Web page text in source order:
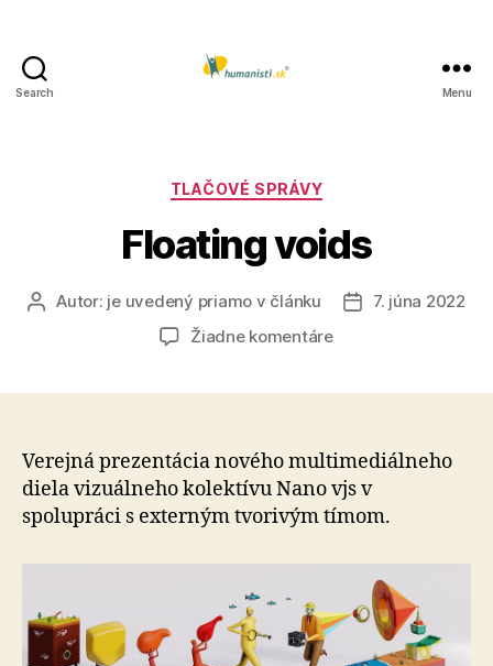
Search Menu
Kategórie
TLAČOVÉ SPRÁVY
Floating voids
AutorAutor: je uvedený priamo v článku
Dátum
7. júna 2022
Žiadne komentárena
Verejná prezentácia nového multimediálneho
diela vizuálneho kolektívu Nano vjs v
spolupráci s externým tvorivým tímom.